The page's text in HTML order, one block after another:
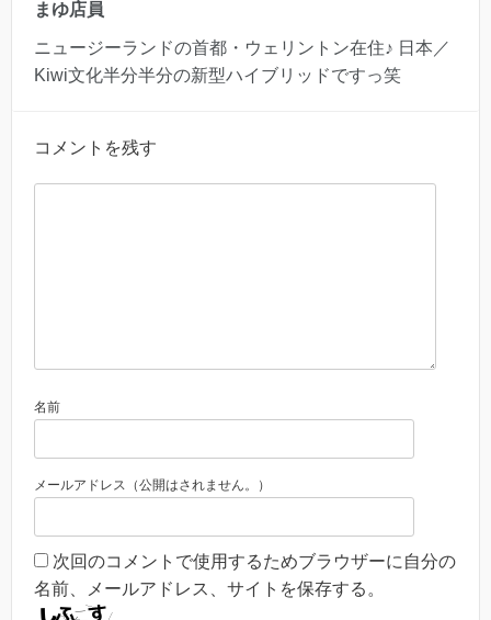
まゆ店員
ニュージーランドの首都・ウェリントン在住♪ 日本／
Kiwi文化半分半分の新型ハイブリッドですっ笑
コメントを残す
名前
メールアドレス（公開はされません。）
次回のコメントで使用するためブラウザーに自分の
名前、メールアドレス、サイトを保存する。